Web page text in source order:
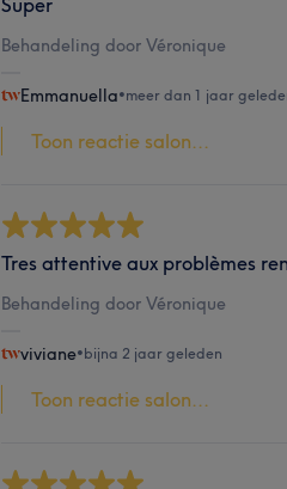
Behandeling door Véronique
Emmanuella•meer dan 1 jaar
Toon reactie salon...
Tres attentive aux problèmes
Behandeling door Véronique
viviane•bijna 2 jaar geleden
Toon reactie salon...